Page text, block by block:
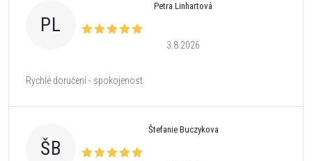
PL
Petra Linhartová
3.8.2026
Rychlé doručení - spokojenost
ŠB
Štefanie Buczykova